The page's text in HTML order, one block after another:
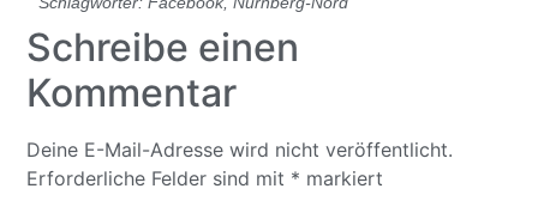
Schreibe einen
Kommentar
Deine E-Mail-Adresse wird nicht veröffentlicht.
Erforderliche Felder sind mit * markiert